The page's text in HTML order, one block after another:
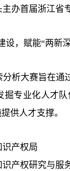
办首届浙江省
设，赋能“两新
析大赛旨在通
掘专业化人才
供人才支撑。
产权局
产权研究与服